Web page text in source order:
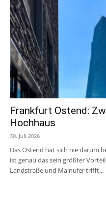
Frankfurt Ostend:
Hochhaus
30. Juli 2026
Das Ostend hat sich nie darum
ist genau das sein größter
Landstraße und Mainufer trifft...